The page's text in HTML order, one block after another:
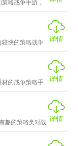
略战争手游，
较快的策略战争
详情
材的战争策略手
详情
趣的策略类对战 详情